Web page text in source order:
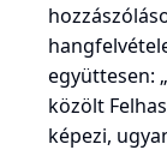
együttesen:
közölt
képezi,